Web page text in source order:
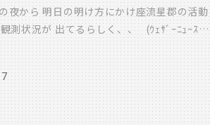
夜から 明日の明け方にかけ座流星郡の活動
測状況が 出てるらしく、、 (ｳｪｻﾞｰﾆｭｰｽ情
見れるならぜひ見たいところ、、！ 皆さ
－－－－－－－－－－－－－ さて、工事の
んでおります！！！ 今、挾間の『令和の
も含め)現場が8件ありまして、 そのうち3
工事前の現場と、 大工工事中の現場と 来